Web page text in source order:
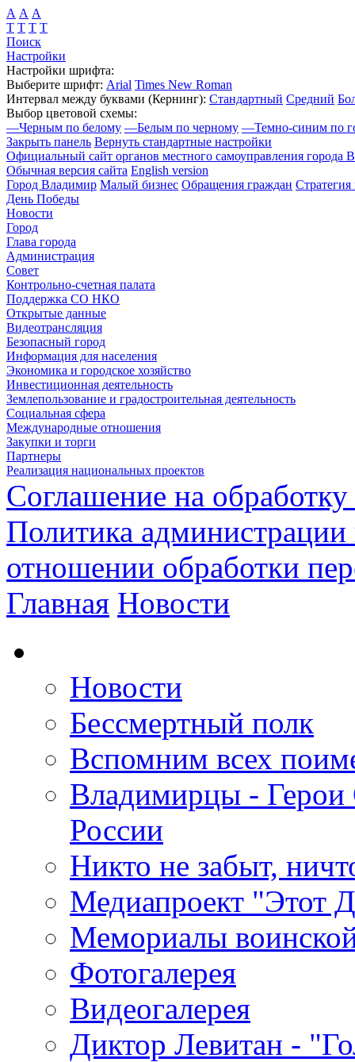
А А А
Т Т Т Т
Поиск
Настройки
Настройки шрифта:
Выберите шрифт: Arial Times New Roman
Интервал между буквами (Кернинг): Стандартный Средний
Выбор цветовой схемы:
—Черным по белому —Белым по черному —Темно-синим по
Закрыть панель Вернуть стандартные настройки
Официальный сайт органов местного самоуправления города
Обычная версия сайта English version
Город Владимир Малый бизнес Обращения граждан Стратегия
День Победы
Новости
Город
Глава города
Администрация
Совет
Контрольно-счетная палата
Поддержка СО НКО
Открытые данные
Видеотрансляция
Безопасный город
Информация для населения
Экономика и городское хозяйство
Инвестиционная деятельность
Землепользование и градостроительная деятельность
Социальная сфера
Международные отношения
Закупки и торги
Партнеры
Реализация национальных проектов
Соглашение на
Политика
отношении обработки
Главная Новости
Новости
Бессмертный полк
Вспомним всех
Владимирцы - Герои
России
Никто не забыт,
Медиапроект "Этот
Мемориалы
Фотогалерея
Видеогалерея
Диктор Левитан -